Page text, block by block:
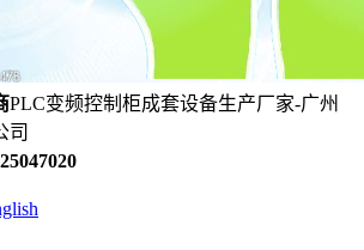
PLC变频控制柜成套设备生产厂家-广州
司